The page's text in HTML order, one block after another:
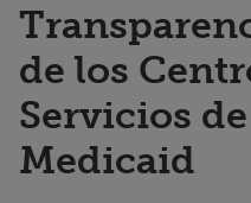
de los
Servicios
Medicaid